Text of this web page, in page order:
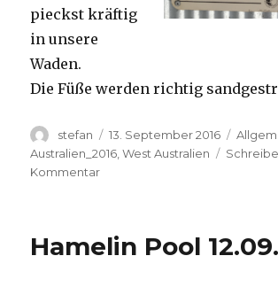
pieckst kräftig
in unsere
Waden.
Die Füße werden richtig
Autor
stefan
Veröffentlicht
am
13. September 2016
Australien_2016 ,West Australien
Kommentarzu
Hamelin Pool